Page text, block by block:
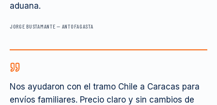
aduana.
JORGE BUSTAMANTE — ANTOFAGASTA
Nos ayudaron con el tramo Chile a Caracas para
envíos familiares. Precio claro y sin cambios de